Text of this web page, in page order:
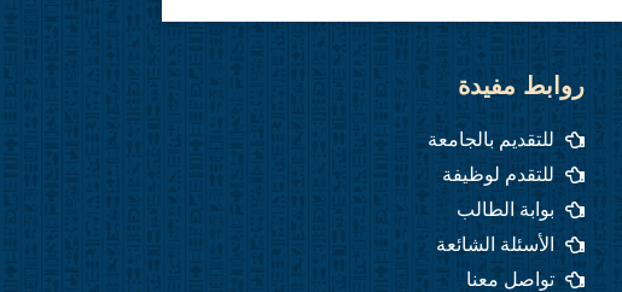
روابط مفيدة
للتقديم بالجامعة
للتقدم لوظيفة
بوابة الطالب
الأسئلة الشائعة
تواصل معنا